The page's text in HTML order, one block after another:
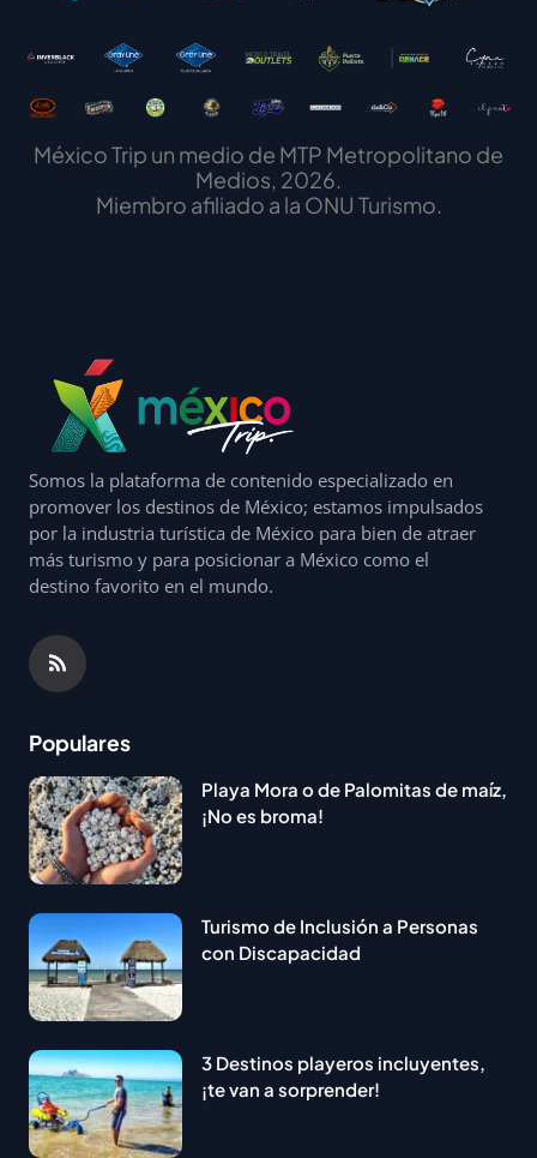
México Trip un medio de MTP Metropolitano de
Medios, 2026.
Miembro afiliado a la ONU Turismo.
Somos la plataforma de contenido especializado en
promover los destinos de México; estamos impulsados
por la industria turística de México para bien de atraer
más turismo y para posicionar a México como el
destino favorito en el mundo.
Populares
Playa Mora o de Palomitas de maíz,
¡No es broma!
Turismo de Inclusión a Personas
con Discapacidad
3 Destinos playeros incluyentes,
¡te van a sorprender!